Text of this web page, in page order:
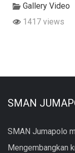
Gallery Video
1417 views
SMAN
SMAN Jumapolo
Mengembangkan